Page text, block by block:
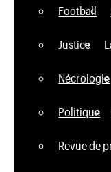
Football
Justice
Nécrologie
Politique
Revue de